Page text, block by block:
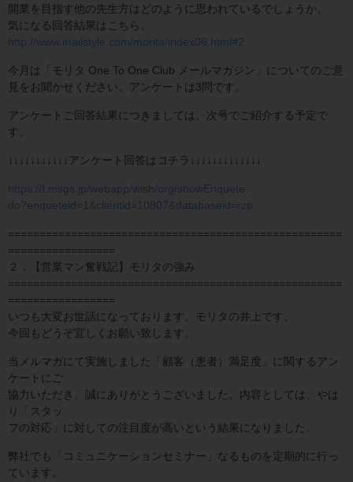
開業を目指す他の先生方はどのように思われているでしょうか。
気になる回答結果はこちら。
http://www.mailstyle.com/morita/index06.html#2
今月は「モリタ One To One Club メールマガジン」についてのご意
見をお聞かせください。アンケートは3問です。
アンケートご回答結果につきましては、次号でご紹介する予定で
す。
↓↓↓↓↓↓↓↓↓↓↓アンケート回答はコチラ↓↓↓↓↓↓↓↓↓↓↓↓↓
https://f.msgs.jp/webapp/wish/org/showEnquete.
do?enqueteid=1&clientid=10807&databaseid=rzp
=====================================================
=================
２．【営業マン奮戦記】モリタの強み
=====================================================
=================
いつも大変お世話になっております。モリタの井上です。
今回もどうぞ宜しくお願い致します。
当メルマガにて実施しました「顧客（患者）満足度」に関するアン
ケートにご
協力いただき、誠にありがとうございました。内容としては、やは
り「スタッ
フの対応」に対しての注目度が高いという結果になりました。
弊社でも「コミュニケーションセミナー」なるものを定期的に行っ
ています。